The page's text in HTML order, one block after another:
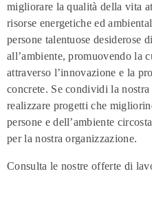
migliorare la qualità della vita
risorse energetiche ed
persone talentuose desiderose
all’ambiente, promuovendo la
attraverso l’innovazione e la
concrete. Se condividi la
realizzare progetti che
persone e dell’ambiente
per la nostra organizzazione.
Consulta le nostre offerte di